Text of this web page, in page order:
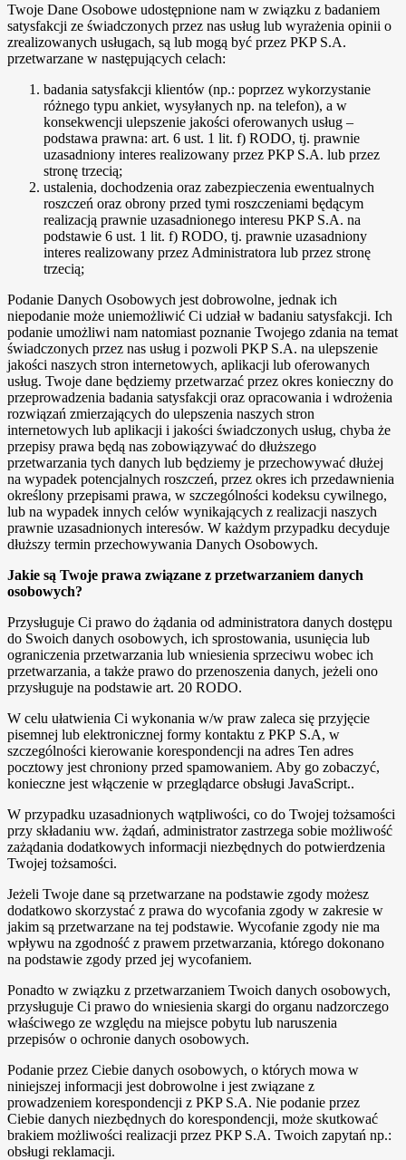
Twoje Dane Osobowe udostępnione nam w związku z badaniem
satysfakcji ze świadczonych przez nas usług lub wyrażenia opinii o
zrealizowanych usługach, są lub mogą być przez PKP S.A.
przetwarzane w następujących celach:
badania satysfakcji klientów (np.: poprzez wykorzystanie
różnego typu ankiet, wysyłanych np. na telefon), a w
konsekwencji ulepszenie jakości oferowanych usług –
podstawa prawna: art. 6 ust. 1 lit. f) RODO, tj. prawnie
uzasadniony interes realizowany przez PKP S.A. lub przez
stronę trzecią;
ustalenia, dochodzenia oraz zabezpieczenia ewentualnych
roszczeń oraz obrony przed tymi roszczeniami będącym
realizacją prawnie uzasadnionego interesu PKP S.A. na
podstawie 6 ust. 1 lit. f) RODO, tj. prawnie uzasadniony
interes realizowany przez Administratora lub przez stronę
trzecią;
Podanie Danych Osobowych jest dobrowolne, jednak ich
niepodanie może uniemożliwić Ci udział w badaniu satysfakcji. Ich
podanie umożliwi nam natomiast poznanie Twojego zdania na temat
świadczonych przez nas usług i pozwoli PKP S.A. na ulepszenie
jakości naszych stron internetowych, aplikacji lub oferowanych
usług. Twoje dane będziemy przetwarzać przez okres konieczny do
przeprowadzenia badania satysfakcji oraz opracowania i wdrożenia
rozwiązań zmierzających do ulepszenia naszych stron
internetowych lub aplikacji i jakości świadczonych usług, chyba że
przepisy prawa będą nas zobowiązywać do dłuższego
przetwarzania tych danych lub będziemy je przechowywać dłużej
na wypadek potencjalnych roszczeń, przez okres ich przedawnienia
określony przepisami prawa, w szczególności kodeksu cywilnego,
lub na wypadek innych celów wynikających z realizacji naszych
prawnie uzasadnionych interesów. W każdym przypadku decyduje
dłuższy termin przechowywania Danych Osobowych.
Jakie są Twoje prawa związane z przetwarzaniem danych
osobowych?
Przysługuje Ci prawo do żądania od administratora danych dostępu
do Swoich danych osobowych, ich sprostowania, usunięcia lub
ograniczenia przetwarzania lub wniesienia sprzeciwu wobec ich
przetwarzania, a także prawo do przenoszenia danych, jeżeli ono
przysługuje na podstawie art. 20 RODO.
W celu ułatwienia Ci wykonania w/w praw zaleca się przyjęcie
pisemnej lub elektronicznej formy kontaktu z PKP S.A, w
szczególności kierowanie korespondencji na adres Ten adres
pocztowy jest chroniony przed spamowaniem. Aby go zobaczyć,
konieczne jest włączenie w przeglądarce obsługi JavaScript..
W przypadku uzasadnionych wątpliwości, co do Twojej tożsamości
przy składaniu ww. żądań, administrator zastrzega sobie możliwość
zażądania dodatkowych informacji niezbędnych do potwierdzenia
Twojej tożsamości.
Jeżeli Twoje dane są przetwarzane na podstawie zgody możesz
dodatkowo skorzystać z prawa do wycofania zgody w zakresie w
jakim są przetwarzane na tej podstawie. Wycofanie zgody nie ma
wpływu na zgodność z prawem przetwarzania, którego dokonano
na podstawie zgody przed jej wycofaniem.
Ponadto w związku z przetwarzaniem Twoich danych osobowych,
przysługuje Ci prawo do wniesienia skargi do organu nadzorczego
właściwego ze względu na miejsce pobytu lub naruszenia
przepisów o ochronie danych osobowych.
Podanie przez Ciebie danych osobowych, o których mowa w
niniejszej informacji jest dobrowolne i jest związane z
prowadzeniem korespondencji z PKP S.A. Nie podanie przez
Ciebie danych niezbędnych do korespondencji, może skutkować
brakiem możliwości realizacji przez PKP S.A. Twoich zapytań np.:
obsługi reklamacji.